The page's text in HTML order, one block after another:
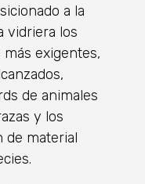
a la
vidriera los
exigentes,
de animales
y los
de material